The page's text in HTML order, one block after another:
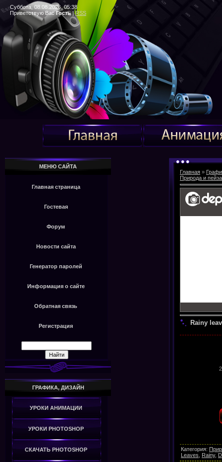
Суббота, 08.08.2026, 05:38
Приветствую Вас Гость|RSS
МЕНЮ САЙТА
Главная страница
Гостевая
Форум
Новости сайта
Генератор паролей
Информация о сайте
Обратная связь
Регистрация
ГРАФИКА, ДИЗАЙН
УРОКИ АНИМАЦИИ
УРОКИ PHOTOSHOP
СКАЧАТЬ PHOTOSHOP
Главная »
Природа и
Rainy
Категория:
Leaves
Rainy,